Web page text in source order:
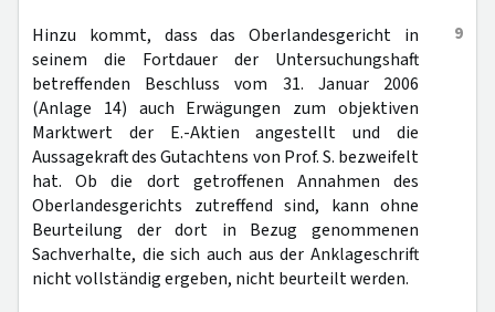
9
Hinzu kommt, dass das Oberlandesgericht in
seinem die Fortdauer der Untersuchungshaft
betreffenden Beschluss vom 31. Januar 2006
(Anlage 14) auch Erwägungen zum objektiven
Marktwert der E.-Aktien angestellt und die
Aussagekraft des Gutachtens von Prof. S. bezweifelt
hat. Ob die dort getroffenen Annahmen des
Oberlandesgerichts zutreffend sind, kann ohne
Beurteilung der dort in Bezug genommenen
Sachverhalte, die sich auch aus der Anklageschrift
nicht vollständig ergeben, nicht beurteilt werden.